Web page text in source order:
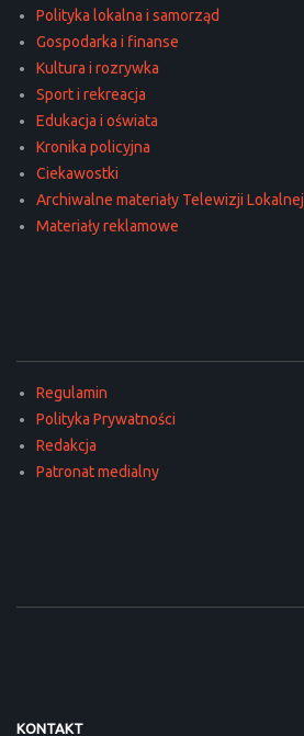
Polityka lokalna i samorząd
Gospodarka i finanse
Kultura i rozrywka
Sport i rekreacja
Edukacja i oświata
Kronika policyjna
Ciekawostki
Archiwalne materiały Telewizji Lokalnej
Materiały reklamowe
Regulamin
Polityka Prywatności
Redakcja
Patronat medialny
KONTAKT